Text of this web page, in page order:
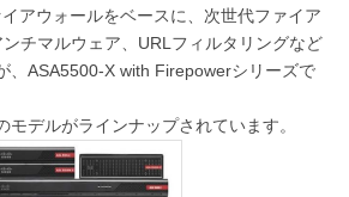
アウォールをベースに、次世代ファイア
チマルウェア、URLフィルタリングなど
、ASA5500-X with Firepowerシリーズで
デルがラインナップされています。